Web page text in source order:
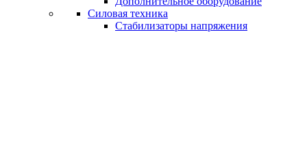
Силовая техника
Стабилизаторы напряжения